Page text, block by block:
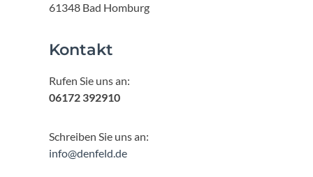
61348 Bad Homburg
Kontakt
Rufen Sie uns an:
06172 392910
Schreiben Sie uns an:
info@denfeld.de